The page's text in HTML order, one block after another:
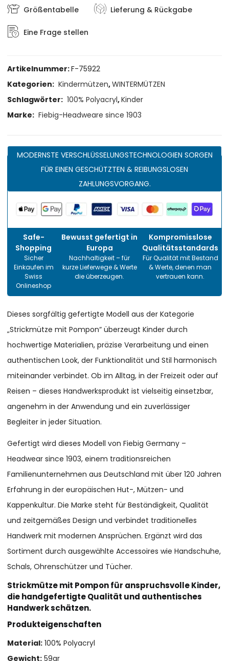
Größentabelle Lieferung & Rückgabe
Eine Frage stellen
Artikelnummer:F-75922
Kategorien: Kindermützen,WINTERMÜTZEN
Schlagwörter: 100% Polyacryl,Kinder
Marke: Fiebig-Headweare since 1903
MODERNSTE VERSCHLÜSSELUNGSTECHNOLOGIEN SORGEN
FÜR EINEN GESCHÜTZTEN & REIBUNGSLOSEN
ZAHLUNGSVORGANG.
Safe-
Shopping
Sicher
Einkaufen im
Swiss
Onlineshop
Bewusst gefertigt in
Europa
Nachhaltigkeit – für
kurze Lieferwege & Werte
die überzeugen.
Kompromisslose
Qualitätsstandards
Für Qualität mit Bestand
& Werte, denen man
vertrauen kann.
Dieses sorgfältig gefertigte Modell aus der Kategorie
„Strickmütze mit Pompon“ überzeugt Kinder durch
hochwertige Materialien, präzise Verarbeitung und einen
authentischen Look, der Funktionalität und Stil harmonisch
miteinander verbindet. Ob im Alltag, in der Freizeit oder auf
Reisen – dieses Handwerksprodukt ist vielseitig einsetzbar,
angenehm in der Anwendung und ein zuverlässiger
Begleiter in jeder Situation.
Gefertigt wird dieses Modell von Fiebig Germany –
Headwear since 1903, einem traditionsreichen
Familienunternehmen aus Deutschland mit über 120 Jahren
Erfahrung in der europäischen Hut-, Mützen- und
Kappenkultur. Die Marke steht für Beständigkeit, Qualität
und zeitgemäßes Design und verbindet traditionelles
Handwerk mit modernen Ansprüchen. Ergänzt wird das
Sortiment durch ausgewählte Accessoires wie Handschuhe,
Schals, Ohrenschützer und Tücher.
Strickmütze mit Pompon für anspruchsvolle Kinder,
die handgefertigte Qualität und authentisches
Handwerk schätzen.
Produkteigenschaften
Material: 100% Polyacryl
Gewicht: 59gr